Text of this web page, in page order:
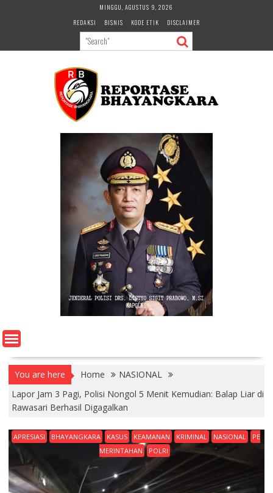
MINGGU, AGUSTUS 9, 2026
REDAKSI
BISNIS KODE ETIK DISCLAIMER
You are here Home
NASIONAL
Lapor Jam 3 Pagi, Polisi Nongol 5 Menit Kemudian: Balap Liar di
Rawasari Berhasil Digagalkan
APRESIASI BHAYANGKARA KASUS KEAMANAN KRIMINAL NASIONAL
PE
MERINTAHAN
POLRI